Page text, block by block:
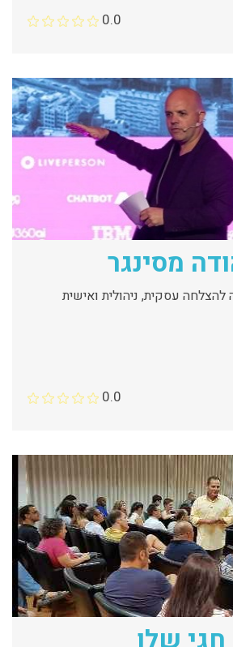
0.0
מסינגר
עסקית, ניהולית ואישית
0.0